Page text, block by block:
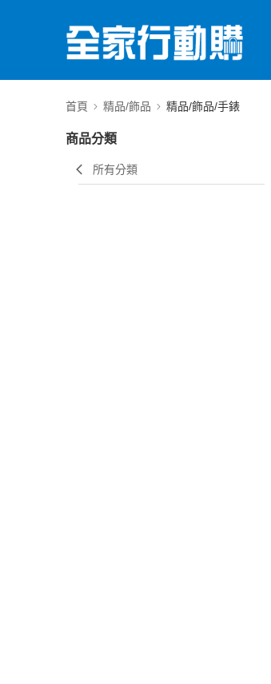
首頁 精品/飾品 精品/飾品/手錶
商品分類
所有分類